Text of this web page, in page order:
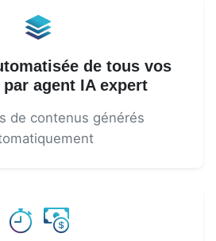
de tous vos
agent IA expert
de contenus générés